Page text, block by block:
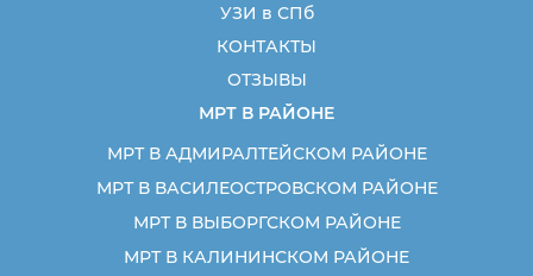
УЗИ в СПб
КОНТАКТЫ
ОТЗЫВЫ
МРТ В РАЙОНЕ
МРТ В АДМИРАЛТЕЙСКОМ РАЙОНЕ
МРТ В ВАСИЛЕОСТРОВСКОМ РАЙОНЕ
МРТ В ВЫБОРГСКОМ РАЙОНЕ
МРТ В КАЛИНИНСКОМ РАЙОНЕ